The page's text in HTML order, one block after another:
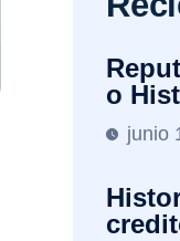
o
junio